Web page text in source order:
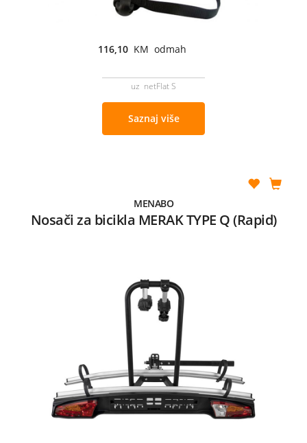
116,10 KM odmah
uz netFlat S
Saznaj više
MENABO
Nosači za bicikla MERAK TYPE Q (Rapid)